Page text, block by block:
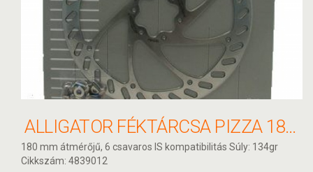
ALLIGATOR FÉKTÁRCSA PIZZA 180MM HKR02
180 mm átmérőjű, 6 csavaros IS kompatibilitás Súly: 134gr
Cikkszám: 4839012